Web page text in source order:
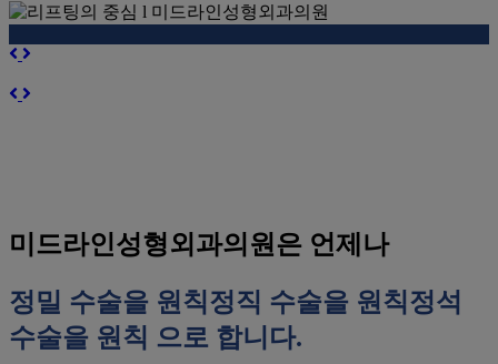
미드라인성형외과의원은 언제나
정밀 수술을 원칙 정직 수술을 원칙 정석
수술을 원칙 으로 합니다.